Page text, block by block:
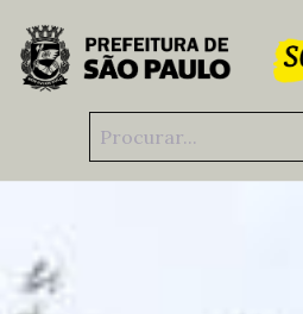
Pular para o Conteúdo principal